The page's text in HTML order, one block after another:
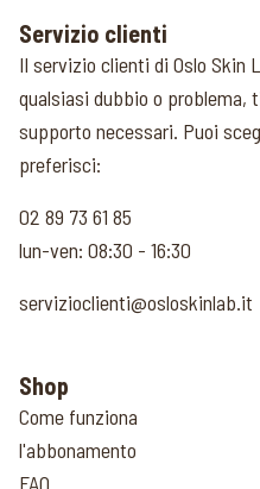
Servizio clienti
Il servizio clienti di Oslo Skin
qualsiasi dubbio o problema,
supporto necessari. Puoi
preferisci:
02 89 73 61 85
lun-ven: 08:30 - 16:30
servizioclienti@osloskinlab.it
Shop
Come funziona
l'abbonamento
FAQ